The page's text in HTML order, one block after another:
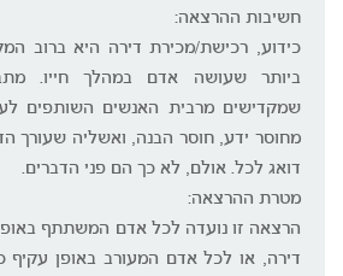
חשיבות ההרצאה:
כידוע, רכישת/מכירת דירה היא ברוב
ביותר שעושה אדם במהלך חייו.
שמקדישים מרבית האנשים השותפים
מחוסר ידע, חוסר הבנה, ואשליה שעורך
דואג לכל. אולם, לא כך הם פני הדברים.
מטרת ההרצאה:
הרצאה זו נועדה לכל אדם המשתתף
דירה, או לכל אדם המעורב באופן עקיף